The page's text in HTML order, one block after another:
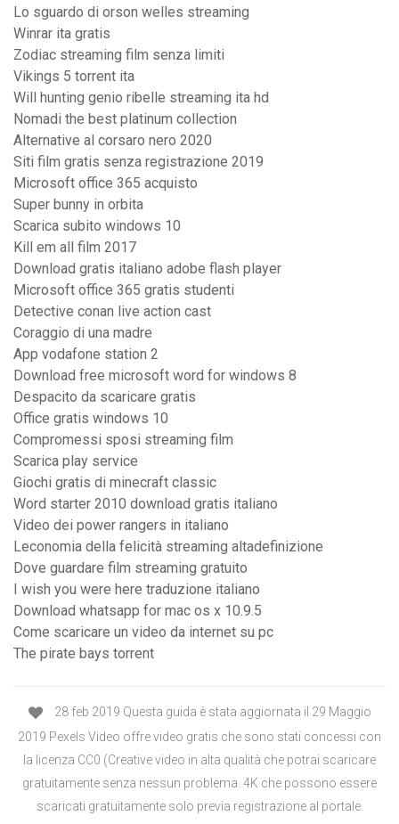
Lo sguardo di orson welles streaming
Winrar ita gratis
Zodiac streaming film senza limiti
Vikings 5 torrent ita
Will hunting genio ribelle streaming ita hd
Nomadi the best platinum collection
Alternative al corsaro nero 2020
Siti film gratis senza registrazione 2019
Microsoft office 365 acquisto
Super bunny in orbita
Scarica subito windows 10
Kill em all film 2017
Download gratis italiano adobe flash player
Microsoft office 365 gratis studenti
Detective conan live action cast
Coraggio di una madre
App vodafone station 2
Download free microsoft word for windows 8
Despacito da scaricare gratis
Office gratis windows 10
Compromessi sposi streaming film
Scarica play service
Giochi gratis di minecraft classic
Word starter 2010 download gratis italiano
Video dei power rangers in italiano
Leconomia della felicità streaming altadefinizione
Dove guardare film streaming gratuito
I wish you were here traduzione italiano
Download whatsapp for mac os x 10.9.5
Come scaricare un video da internet su pc
The pirate bays torrent
28 feb 2019 Questa guida è stata aggiornata il 29 Maggio
2019 Pexels Video offre video gratis che sono stati concessi con
la licenza CC0 (Creative video in alta qualità che potrai scaricare
gratuitamente senza nessun problema. 4K che possono essere
scaricati gratuitamente solo previa registrazione al portale.